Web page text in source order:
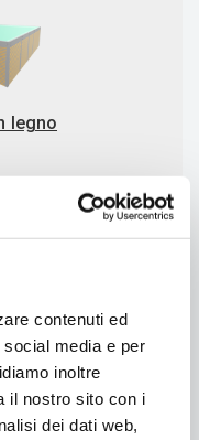
contenuti ed
media e per
inoltre
il nostro sito con i
dei dati web,
legno
una